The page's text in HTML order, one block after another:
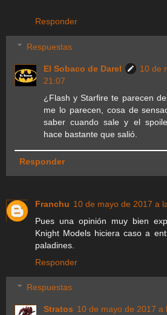
Responder
Respuestas
El Sobaco de Darel
10 de
21:07
¿Flash y Starfire te parecen
me lo parecen, cosa de
saber cuando sale y el
hace bastante que salió.
Responder
Franchu 10 de mayo de 2017 a
Pues una opinión muy bien
Knight Models hiciera caso a
paladines.
Responder
Respuestas
Stratos 10 de mayo de 2017 a